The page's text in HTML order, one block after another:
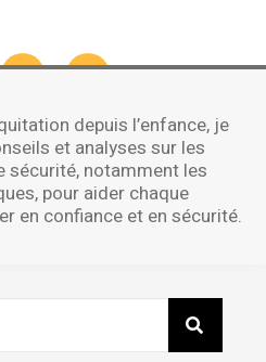
depuis l’enfance, je
et analyses sur les
sécurité, notamment les
pour aider chaque
en confiance et en sécurité.